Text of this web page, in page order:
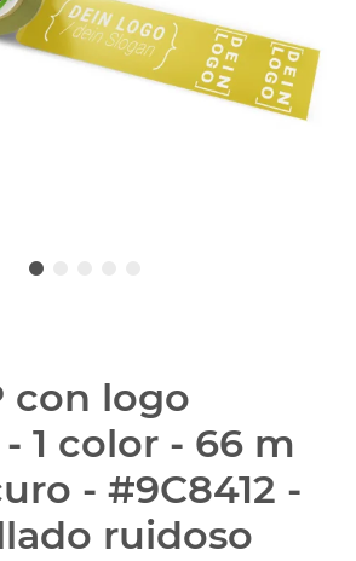
con logo
1 color - 66 m
- #9C8412 -
ruidoso